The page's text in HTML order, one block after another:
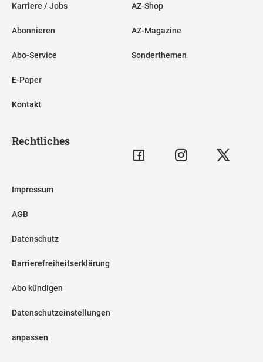
Karriere / Jobs
Abonnieren
Abo-Service
E-Paper
Kontakt
AZ-Shop
AZ-Magazine
Sonderthemen
Rechtliches
Impressum
AGB
Datenschutz
Barrierefreiheitserklärung
Abo kündigen
Datenschutzeinstellungen
anpassen